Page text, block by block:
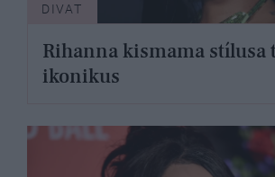
DIVAT
Rihanna kismama
ikonikus